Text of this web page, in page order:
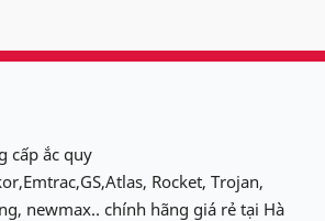
cấp ắc quy
Rocket, Trojan,
newmax.. chính hãng giá rẻ tại Hà